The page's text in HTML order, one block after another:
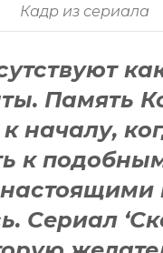
Кадр из сериала
Память
началу,
к
Сериал